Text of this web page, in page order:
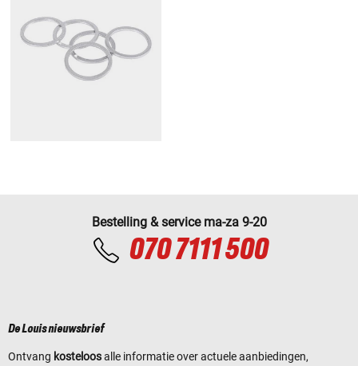
Bestelling & service ma-za 9-20
070 7111 500
De Louis nieuwsbrief
Ontvang kosteloosalle informatie over actuele aanbiedingen,